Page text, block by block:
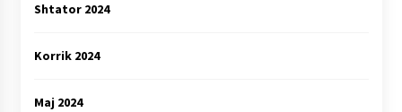
Shtator 2024
Korrik 2024
Maj 2024